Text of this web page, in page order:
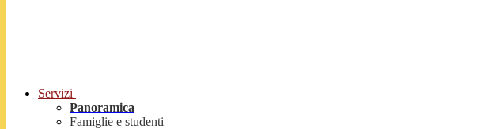
Servizi
Panoramica
Famiglie e studenti